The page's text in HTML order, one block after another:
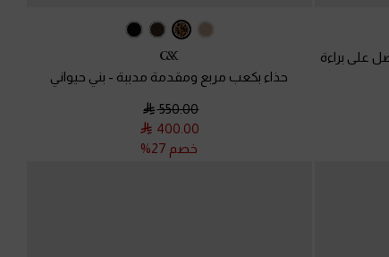
على براءة
حذاء بكعب مربع ومقدمة مدببة - بني حيواني
550.00
400.00
خصم 27%